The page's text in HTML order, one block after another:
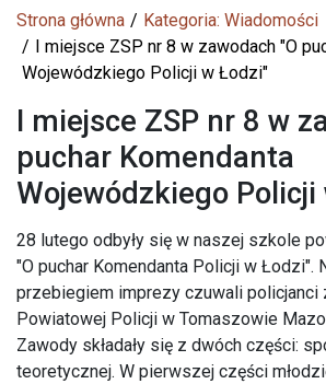
Strona główna
Kategoria: Wiadomości
I miejsce ZSP nr 8 w zawodach "O
Wojewódzkiego Policji w Łodzi"
I miejsce ZSP nr 8 w
puchar Komendanta
Wojewódzkiego Policji
28 lutego odbyły się w naszej szkole
"O puchar Komendanta Policji w Łodzi".
przebiegiem imprezy czuwali policjanci
Powiatowej Policji w Tomaszowie
Zawody składały się z dwóch części:
teoretycznej. W pierwszej części